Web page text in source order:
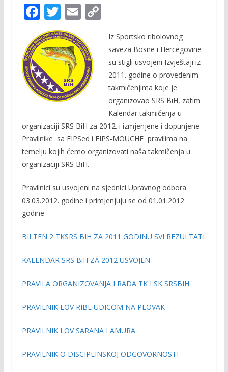
F
ac
e
b
o
o
T
w
itt
er
E
ai
l
C
p
y
Li
n
k
Iz Sportsko ribolovnog
saveza Bosne i Hercegovine
su stigli usvojeni Izvještaji iz
2011. godine o provedenim
takmičenjima koje je
organizovao SRS BiH, zatim
Kalendar takmičenja u
organizaciji SRS BiH za 2012. i izmjenjene i dopunjene
Pravilnike sa FIPSed i FIPS-MOUCHE pravilima na
temelju kojih ćemo organizovati naša takmičenja u
organizaciji SRS BiH.
Pravilnici su usvojeni na sjednici Upravnog odbora
03.03.2012. godine i primjenjuju se od 01.01.2012.
godine
BILTEN 2 TKSRS BIH ZA 2011 GODINU SVI REZULTATI
KALENDAR SRS BiH ZA 2012 USVOJEN
PRAVILA ORGANIZOVANJA I RADA TK I SK SRSBIH
PRAVILNIK LOV RIBE UDICOM NA PLOVAK
PRAVILNIK LOV SARANA I AMURA
PRAVILNIK O DISCIPLINSKOJ ODGOVORNOSTI